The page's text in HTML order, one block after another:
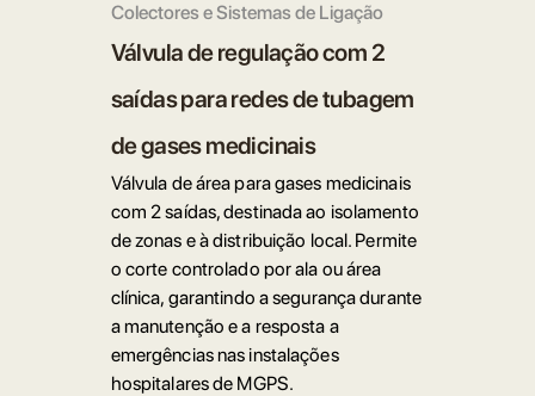
Colectores e Sistemas de Ligação
Válvula de regulação com 2
saídas para redes de tubagem
de gases medicinais
Válvula de área para gases medicinais
com 2 saídas, destinada ao isolamento
de zonas e à distribuição local. Permite
o corte controlado por ala ou área
clínica, garantindo a segurança durante
a manutenção e a resposta a
emergências nas instalações
hospitalares de MGPS.